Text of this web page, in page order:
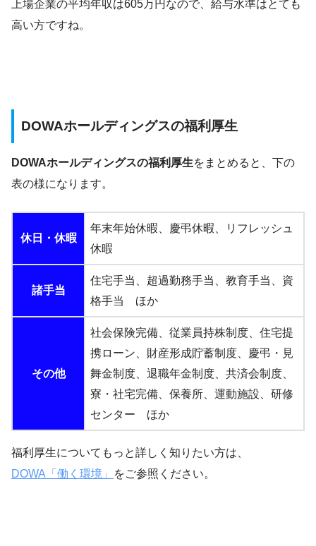
上場企業の平均年収は605万円なので、給与水準はとても
高い方ですね。
DOWAホールディングスの福利厚生
DOWAホールディングスの福利厚生をまとめると、下の
表の様になります。
休日・休暇
年末年始休暇、慶弔休暇、リフレッシュ
休暇
諸手当
住宅手当、超過勤務手当、教育手当、資
格手当 ほか
その他
社会保険完備、従業員持株制度、住宅提
携ローン、財産形成貯蓄制度、慶弔・見
舞金制度、退職年金制度、共済会制度、
寮・社宅完備、保養所、運動施設、研修
センター ほか
福利厚生についてもっと詳しく知りたい方は、
DOWA「働く環境」
をご参照ください。